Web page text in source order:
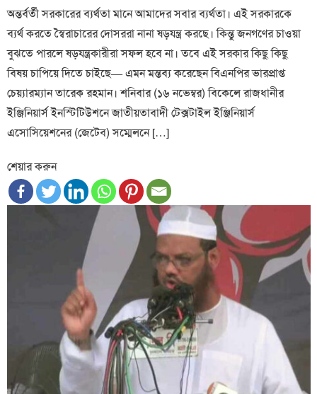
অন্তর্বর্তী সরকারের ব্যর্থতা মানে আমাদের সবার ব্যর্থতা। এই সরকারকে
ব্যর্থ করতে স্বৈরাচারের দোসররা নানা ষড়যন্ত্র করছে। কিন্তু জনগণের চাওয়া
বুঝতে পারলে ষড়যন্ত্রকারীরা সফল হবে না। তবে এই সরকার কিছু কিছু
বিষয় চাপিয়ে দিতে চাইছে— এমন মন্তব্য করেছেন বিএনপির ভারপ্রাপ্ত
চেয়্যারম্যান তারেক রহমান। শনিবার (১৬ নভেম্বর) বিকেলে রাজধানীর
ইঞ্জিনিয়ার্স ইনস্টিটিউশনে জাতীয়তাবাদী টেক্সটাইল ইঞ্জিনিয়ার্স
এসোসিয়েশনের (জেটেব) সম্মেলনে […]
শেয়ার করুন